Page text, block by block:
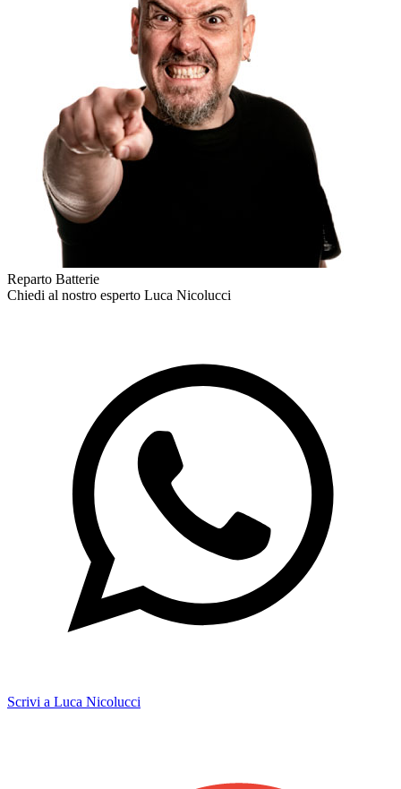
Reparto Batterie
Chiedi al nostro esperto Luca Nicolucci
Scrivi a Luca Nicolucci